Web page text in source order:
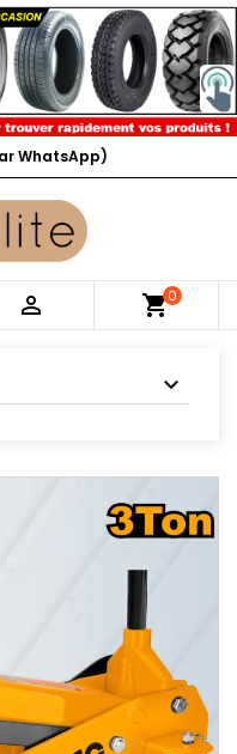
WhatsApp)
 shopping_cart0